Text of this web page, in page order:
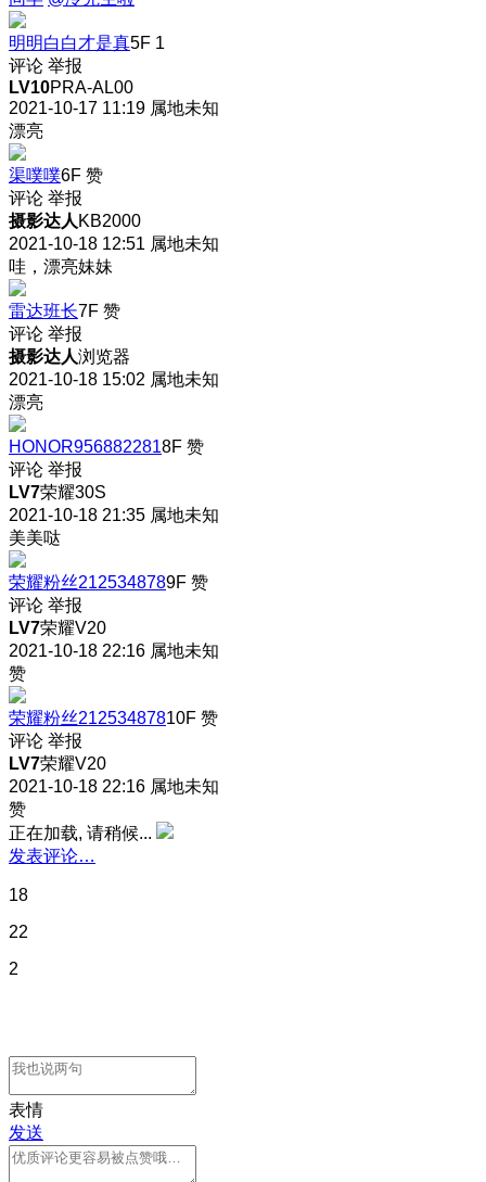
明明白白才是真5F 1
评论 举报
LV10PRA-AL00
2021-10-17 11:19 属地未知
漂亮
渠噗噗6F 赞
评论 举报
摄影达人 KB2000
2021-10-18 12:51 属地未知
哇，漂亮妹妹
雷达班长7F 赞
评论 举报
摄影达人浏览器
2021-10-18 15:02 属地未知
漂亮
HONOR9568822818F 赞
评论 举报
LV7荣耀30S
2021-10-18 21:35 属地未知
美美哒
荣耀粉丝2125348789F 赞
评论 举报
LV7荣耀V20
2021-10-18 22:16 属地未知
赞
荣耀粉丝21253487810F 赞
评论 举报
LV7荣耀V20
2021-10-18 22:16 属地未知
赞
正在加载, 请稍候...
发表评论…
18
22
2
表情
发送